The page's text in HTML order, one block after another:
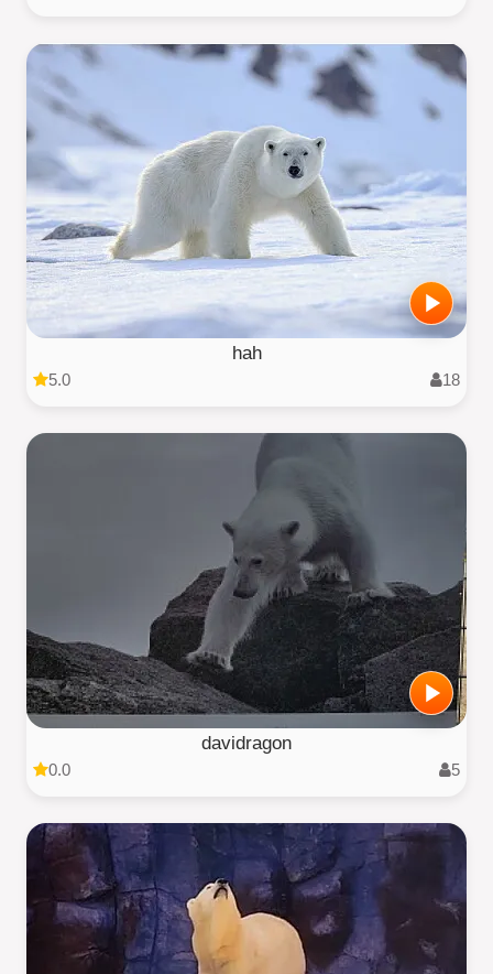
hah
5.0 18
davidragon
0.0 5